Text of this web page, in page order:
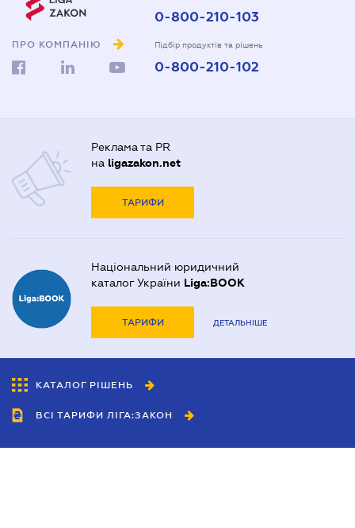
ПРО КОМПАНІЮ
0-800-210-103
Підбір продуктів та рішень
0-800-210-102
Реклама та PR
на ligazakon.net
ТАРИФИ
Національний юридичний
каталог України Liga:BOOK
ТАРИФИ ДЕТАЛЬНІШЕ
КАТАЛОГ РІШЕНЬ
ВСІ ТАРИФИ ЛІГА:ЗАКОН